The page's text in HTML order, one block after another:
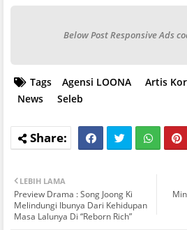
Below Post Responsive Ads
Tags Agensi LOONA Artis
News
Seleb
LEBIH LAMA
Preview Drama : Song Joong Ki
Melindungi Ibunya Dari Kehidupan
Masa Lalunya Di “Reborn Rich”